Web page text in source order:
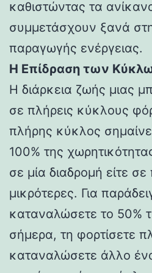
καθιστώντας τα
συμμετάσχουν ξανά στη
παραγωγής ενέργειας.
Η Επίδραση των
Η διάρκεια ζωής μιας
σε πλήρεις κύκλους
πλήρης κύκλος
100% της
σε μία διαδρομή είτε
μικρότερες. Για
καταναλώσετε το 50%
σήμερα, τη φορτίσετε
καταναλώσετε άλλο